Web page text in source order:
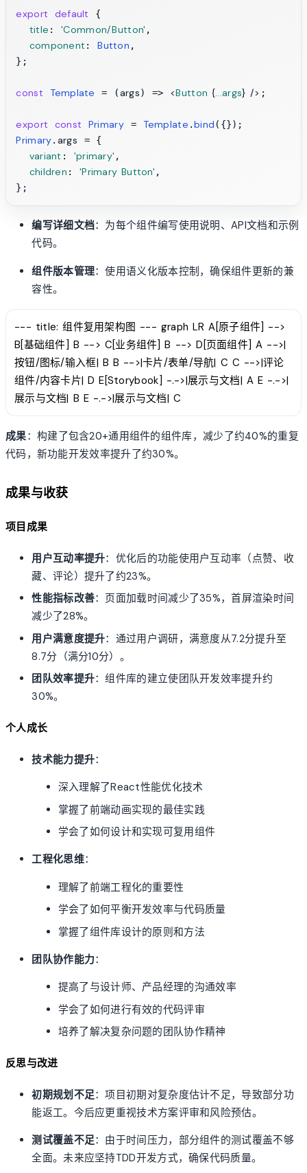
export default {
title : 'Common/Button' ,
component : Button ,
};
const Template = (args) => <Button {...args} /> ;
export const Primary = Template .bind
Primary. args = {
variant : 'primary' ,
children : 'Primary Button' ,
编写详细文档：为每个组件编写使用说明、API文档和示例
代码。
组件版本管理：使用语义化版本控制，确保组件更新的兼
容性。
--- title: 组件复用架构图 --- graph LR A[原子组件] -->
B[基础组件] B --> C[业务组件] B --> D[页面组件] A -->|
按钮/图标/输入框| B B -->|卡片/表单/导航| C C -->|评论
组件/内容卡片| D E[Storybook] -.->|展示与文档| A E -.->|
展示与文档| B E -.->|展示与文档| C
成果：构建了包含20+通用组件的组件库，减少了约40%的重复
代码，新功能开发效率提升了约30%。
成果与收获
项目成果
用户互动率提升：优化后的功能使用户互动率（点赞、收
藏、评论）提升了约23%。
性能指标改善：页面加载时间减少了35%，首屏渲染时间
减少了28%。
用户满意度提升：通过用户调研，满意度从7.2分提升至
8.7分（满分10分）。
团队效率提升：组件库的建立使团队开发效率提升约
30%。
个人成长
技术能力提升：
深入理解了React性能优化技术
掌握了前端动画实现的最佳实践
学会了如何设计和实现可复用组件
工程化思维：
理解了前端工程化的重要性
学会了如何平衡开发效率与代码质量
掌握了组件库设计的原则和方法
团队协作能力：
提高了与设计师、产品经理的沟通效率
学会了如何进行有效的代码评审
培养了解决复杂问题的团队协作精神
反思与改进
初期规划不足：项目初期对复杂度估计不足，导致部分功
能返工。今后应更重视技术方案评审和风险预估。
测试覆盖不足：由于时间压力，部分组件的测试覆盖不够
全面。未来应坚持TDD开发方式，确保代码质量。